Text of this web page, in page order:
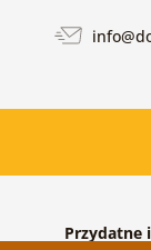
Przydatne